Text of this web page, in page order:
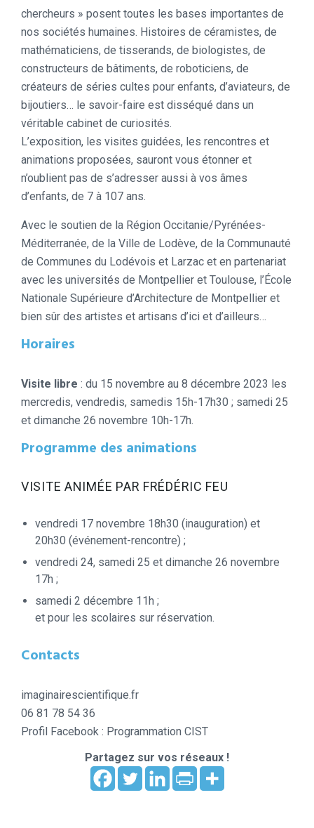
chercheurs » posent toutes les bases importantes de
nos sociétés humaines. Histoires de céramistes, de
mathématiciens, de tisserands, de biologistes, de
constructeurs de bâtiments, de roboticiens, de
créateurs de séries cultes pour enfants, d’aviateurs, de
bijoutiers… le savoir-faire est disséqué dans un
véritable cabinet de curiosités.
L’exposition, les visites guidées, les rencontres et
animations proposées, sauront vous étonner et
n’oublient pas de s’adresser aussi à vos âmes
d’enfants, de 7 à 107 ans.
Avec le soutien de la Région Occitanie/Pyrénées-
Méditerranée, de la Ville de Lodève, de la Communauté
de Communes du Lodévois et Larzac et en partenariat
avec les universités de Montpellier et Toulouse, l’École
Nationale Supérieure d’Architecture de Montpellier et
bien sûr des artistes et artisans d’ici et d’ailleurs…
Horaires
Visite libre : du 15 novembre au 8 décembre 2023 les
mercredis, vendredis, samedis 15h-17h30 ; samedi 25
et dimanche 26 novembre 10h-17h.
Programme des animations
VISITE ANIMÉE PAR FRÉDÉRIC FEU
vendredi 17 novembre 18h30 (inauguration) et
20h30 (événement-rencontre) ;
vendredi 24, samedi 25 et dimanche 26 novembre
17h ;
samedi 2 décembre 11h ;
et pour les scolaires sur réservation.
Contacts
imaginairescientifique.fr
06 81 78 54 36
Profil Facebook : Programmation CIST
Partagez sur vos réseaux !